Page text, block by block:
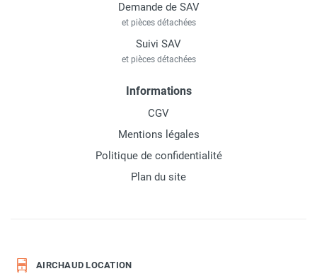
Demande de SAV
et pièces détachées
Suivi SAV
et pièces détachées
Informations
CGV
Mentions légales
Politique de confidentialité
Plan du site
AIRCHAUD LOCATION